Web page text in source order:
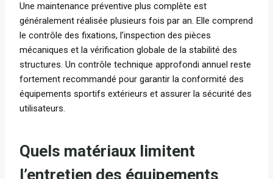
Une maintenance préventive plus complète est
généralement réalisée plusieurs fois par an. Elle comprend
le contrôle des fixations, l’inspection des pièces
mécaniques et la vérification globale de la stabilité des
structures. Un contrôle technique approfondi annuel reste
fortement recommandé pour garantir la conformité des
équipements sportifs extérieurs et assurer la sécurité des
utilisateurs.
Quels matériaux limitent
l’entretien des équipements